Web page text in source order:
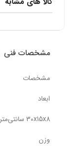
مشخصات فنی
مشخصات
ابعاد
30x15x8 سانتی‌متر
وزن